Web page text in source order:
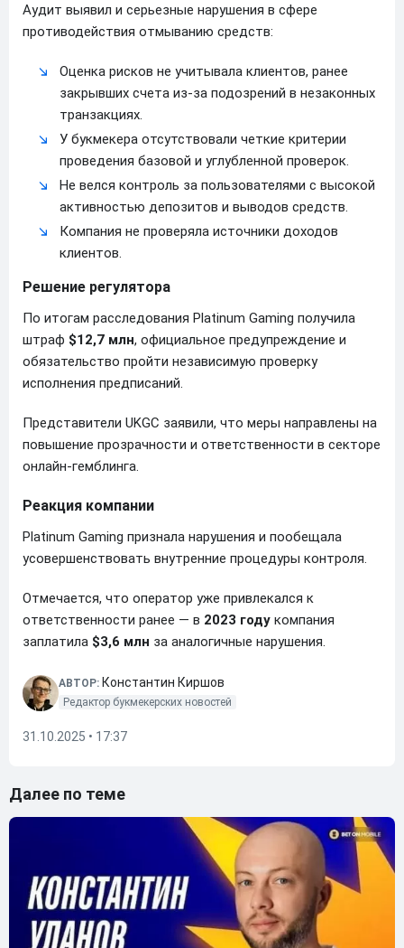
Аудит выявил и серьезные нарушения в сфере
противодействия отмыванию средств:
Оценка рисков не учитывала клиентов, ранее
закрывших счета из-за подозрений в незаконных
транзакциях.
У букмекера отсутствовали четкие критерии
проведения базовой и углубленной проверок.
Не велся контроль за пользователями с высокой
активностью депозитов и выводов средств.
Компания не проверяла источники доходов
клиентов.
Решение регулятора
По итогам расследования Platinum Gaming получила
штраф $12,7 млн, официальное предупреждение и
обязательство пройти независимую проверку
исполнения предписаний.
Представители UKGC заявили, что меры направлены на
повышение прозрачности и ответственности в секторе
онлайн-гемблинга.
Реакция компании
Platinum Gaming признала нарушения и пообещала
усовершенствовать внутренние процедуры контроля.
Отмечается, что оператор уже привлекался к
ответственности ранее — в 2023 году компания
заплатила $3,6 млн за аналогичные нарушения.
АВТОР: Константин Киршов
Редактор букмекерских новостей
31.10.2025 • 17:37
Далее по теме